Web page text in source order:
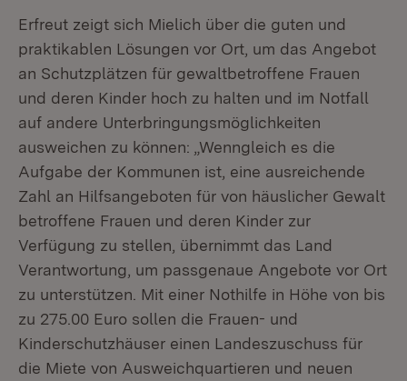
Erfreut zeigt sich Mielich über die guten und
praktikablen Lösungen vor Ort, um das Angebot
an Schutzplätzen für gewaltbetroffene Frauen
und deren Kinder hoch zu halten und im Notfall
auf andere Unterbringungsmöglichkeiten
ausweichen zu können: „Wenngleich es die
Aufgabe der Kommunen ist, eine ausreichende
Zahl an Hilfsangeboten für von häuslicher Gewalt
betroffene Frauen und deren Kinder zur
Verfügung zu stellen, übernimmt das Land
Verantwortung, um passgenaue Angebote vor Ort
zu unterstützen. Mit einer Nothilfe in Höhe von bis
zu 275.00 Euro sollen die Frauen- und
Kinderschutzhäuser einen Landeszuschuss für
die Miete von Ausweichquartieren und neuen